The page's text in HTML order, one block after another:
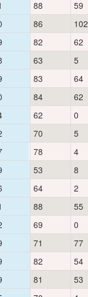
88 59
86 102
82 62
63 5
83 64
84 62
62 0
70 5
78 4
53 8
64 2
88 55
69 0
71 77
82 54
81 53